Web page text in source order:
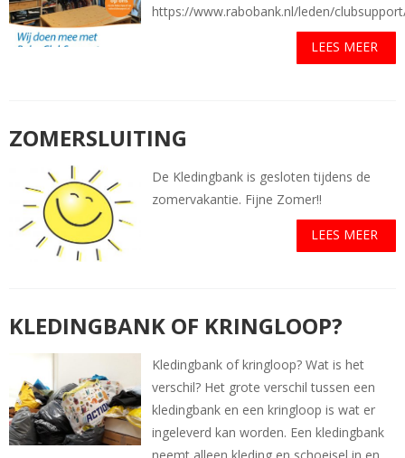
https://www.rabobank.nl/leden/
LEES MEER
ZOMERSLUITING
De Kledingbank is gesloten tijdens de
zomervakantie. Fijne Zomer!!
LEES MEER
KLEDINGBANK OF KRINGLOOP?
Kledingbank of kringloop? Wat is het
verschil? Het grote verschil tussen een
kledingbank en een kringloop is wat er
ingeleverd kan worden. Een kledingbank